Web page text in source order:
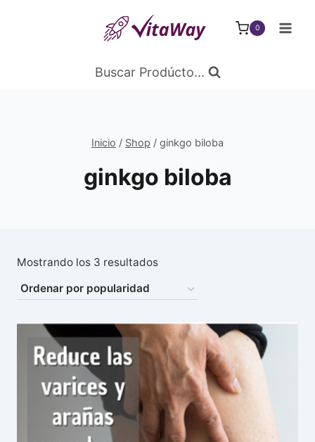
0
Buscar Prodúcto...
Inicio / Shop / ginkgo biloba
ginkgo biloba
Mostrando los 3 resultadosOrdenado
popularidad